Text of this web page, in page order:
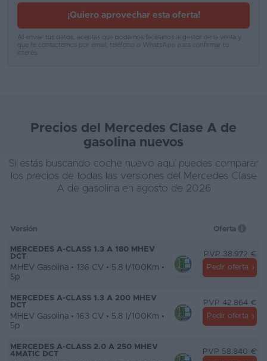
Favoritos
Ventas
de
¡Quiero aprovechar esta oferta!
Al enviar tus datos, aceptas que podamos facilitarlos al gestor de la venta y
que te contactemos por email, teléfono o WhatsApp para confirmar tu
interés.
Precios del Mercedes Clase A de
gasolina nuevos
Si estás buscando coche nuevo aquí puedes comparar
los precios de todas las versiones del Mercedes Clase
A de gasolina en agosto de 2026
Versión Oferta
MERCEDES A-CLASS 1.3 A 180 MHEV
DCT
MHEV Gasolina • 136 CV • 5.8 l/100Km •
5p
PVP 38.972 €
Pedir oferta
MERCEDES A-CLASS 1.3 A 200 MHEV
DCT
MHEV Gasolina • 163 CV • 5.8 l/100Km •
5p
PVP 42.864 €
Pedir oferta
MERCEDES A-CLASS 2.0 A 250 MHEV
4MATIC DCT
PVP 58.840 €